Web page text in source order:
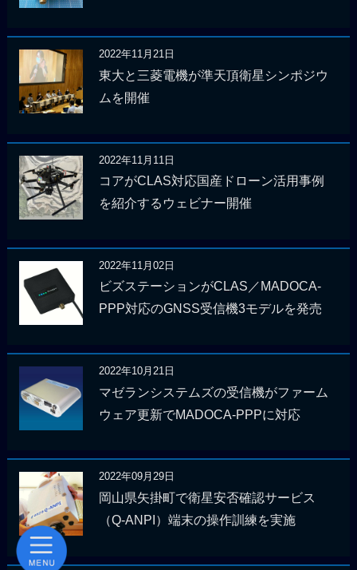
2022年11月21日
東大と三菱電機が準天頂衛星シンポジウ
ムを開催
2022年11月11日
コアがCLAS対応国産ドローン活用事例
を紹介するウェビナー開催
2022年11月02日
ビズステーションがCLAS／MADOCA-
PPP対応のGNSS受信機3モデルを発売
2022年10月21日
マゼランシステムズの受信機がファーム
ウェア更新でMADOCA-PPPに対応
2022年09月29日
岡山県矢掛町で衛星安否確認サービス
（Q-ANPI）端末の操作訓練を実施